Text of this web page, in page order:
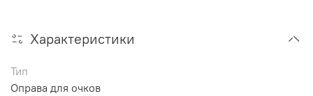
Характеристики
Тип
Оправа для очков